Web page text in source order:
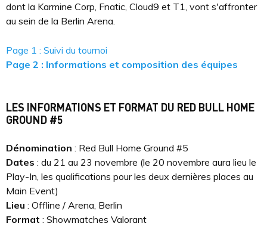
dont la Karmine Corp, Fnatic, Cloud9 et T1, vont s'affronter
au sein de la Berlin Arena.
Page 1 : Suivi du tournoi
Page 2 : Informations et composition des équipes
LES INFORMATIONS ET FORMAT DU RED BULL HOME
GROUND #5
Dénomination : Red Bull Home Ground #5
Dates : du 21 au 23 novembre (le 20 novembre aura lieu le
Play-In, les qualifications pour les deux dernières places au
Main Event)
Lieu : Offline / Arena, Berlin
Format : Showmatches Valorant